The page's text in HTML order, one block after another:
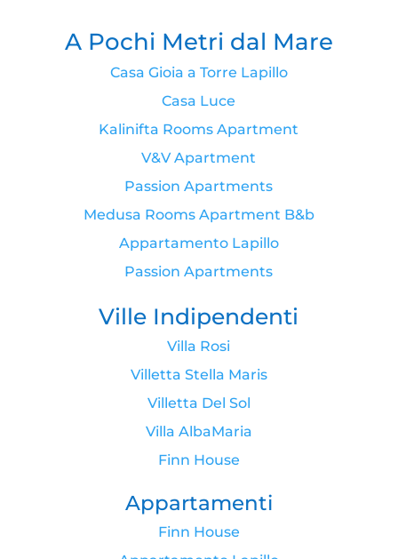
A Pochi Metri dal Mare
Casa Gioia a Torre Lapillo
Casa Luce
Kalinifta Rooms Apartment
V&V Apartment
Passion Apartments
Medusa Rooms Apartment B&b
Appartamento Lapillo
Passion Apartments
Ville Indipendenti
Villa Rosi
Villetta Stella Maris
Villetta Del Sol
Villa AlbaMaria
Finn House
Appartamenti
Finn House